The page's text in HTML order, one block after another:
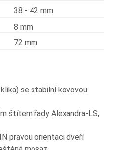
38 - 42 mm
8 mm
72 mm
se stabilní kovovou
štítem řady Alexandra-LS,
pravou orientaci dveří